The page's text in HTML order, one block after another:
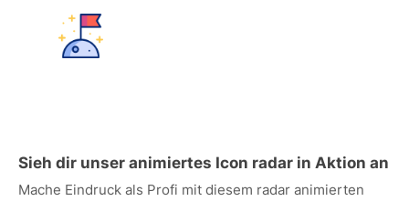
Sieh dir unser animiertes Icon radar in Aktion an
Mache Eindruck als Profi mit diesem radar animierten